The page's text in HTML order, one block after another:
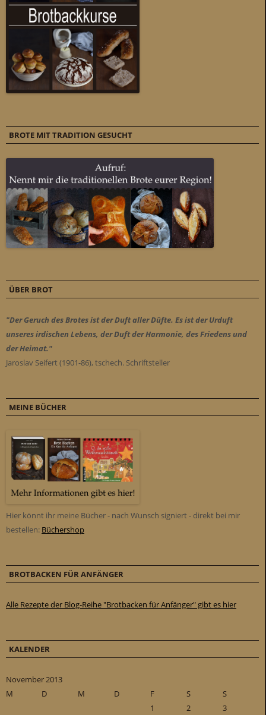
BROTE MIT TRADITION GESUCHT
ÜBER BROT
"Der Geruch des Brotes ist der Duft aller Düfte. Es ist der Urduft
unseres irdischen Lebens, der Duft der Harmonie, des Friedens und
der Heimat."
Jaroslav Seifert (1901-86), tschech. Schriftsteller
MEINE BÜCHER
Hier könnt ihr meine Bücher - nach Wunsch signiert - direkt bei mir
bestellen: Büchershop
BROTBACKEN FÜR ANFÄNGER
Alle Rezepte der Blog-Reihe "Brotbacken für Anfänger" gibt es hier
KALENDER
November 2013
M
D M D F S
S
1
2
3